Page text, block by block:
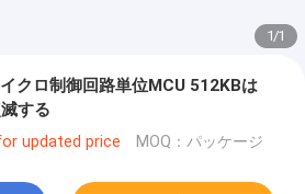
1/1
クロ制御回路単位MCU 512KBは
する
updated price MOQ：パッケージ